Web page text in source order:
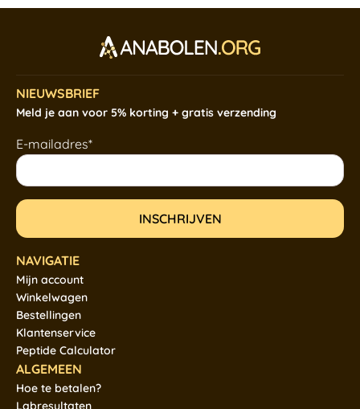
NIEUWSBRIEF
Meld je aan voor 5% korting + gratis verzending
E-mailadres*
NAVIGATIE
Mijn account
Winkelwagen
Bestellingen
Klantenservice
Peptide Calculator
ALGEMEEN
Hoe te betalen?
Labresultaten